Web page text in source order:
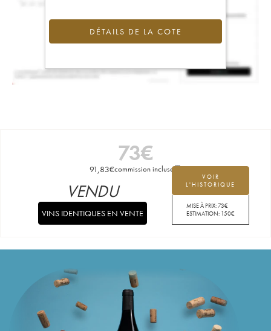
DÉTAILS DE LA COTE
73€
91,83€commission incluse
VOIR
L'HISTORIQUE
MISE À PRIX:73€
ESTIMATION: 150€
VENDU
VINS IDENTIQUES EN VENTE